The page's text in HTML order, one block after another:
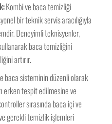
Kombi ve baca temizliği
bir teknik servis aracılığıyla
Deneyimli teknisyenler,
baca temizliğini
artırır.
baca sisteminin düzenli olarak
erken tespit edilmesine ve
sırasında baca içi ve
gerekli temizlik işlemleri